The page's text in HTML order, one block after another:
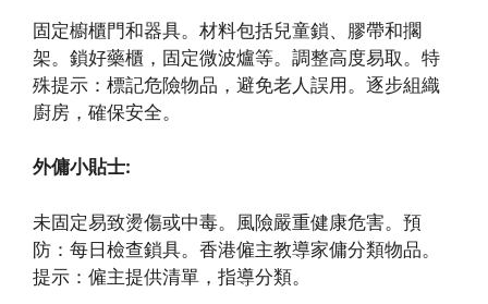
固定櫥櫃門和器具。材料包括兒童鎖、膠帶和擱
架。鎖好藥櫃，固定微波爐等。調整高度易取。特
殊提示：標記危險物品，避免老人誤用。逐步組織
廚房，確保安全。
外傭小貼士:
未固定易致燙傷或中毒。風險嚴重健康危害。預
防：每日檢查鎖具。香港僱主教導家傭分類物品。
提示：僱主提供清單，指導分類。